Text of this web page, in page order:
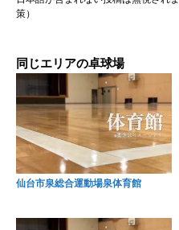
策）
同じエリアの卓球場
仙台市泉総合運動場泉体育館